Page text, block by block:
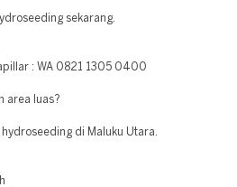
sekarang.
: WA 0821 1305 0400
area luas?
di Maluku Utara.